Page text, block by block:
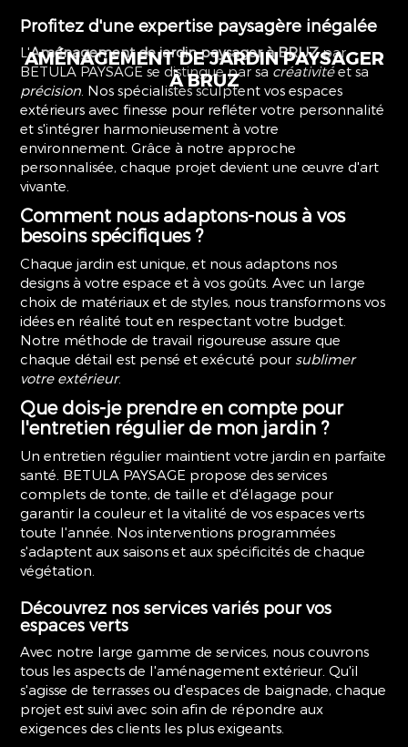
AMÉNAGEMENTDE JARDIN PAYSAGER
À BRUZ
Profitez d'une expertise paysagère inégalée
L'Aménagement de jardin paysager à BRUZpar
BETULA PAYSAGE se distingue par sa créativitéet sa
précision . Nos spécialistes sculptent vos espaces
extérieurs avec finesse pour refléter votre personnalité
et s'intégrer harmonieusement à votre
environnement. Grâce à notre approche
personnalisée, chaque projet devient une œuvre d'art
vivante.
Comment nous adaptons-nous à vos
besoins spécifiques ?
Chaque jardin est unique, et nous adaptons nos
designs à votre espace et à vos goûts. Avec un large
choix de matériaux et de styles, nous transformons vos
idées en réalité tout en respectant votre budget.
Notre méthode de travail rigoureuse assure que
chaque détail est pensé et exécuté poursublimer
votre extérieur.
Que dois-je prendre en compte pour
l'entretien régulier de mon jardin ?
Un entretien régulier maintient votre jardin en parfaite
santé. BETULA PAYSAGE propose des services
complets de tonte, de taille et d'élagage pour
garantir la couleur et la vitalité de vos espaces verts
toute l'année. Nos interventions programmées
s'adaptent aux saisons et aux spécificités de chaque
végétation.
Découvrez nos services variés pour vos
espaces verts
Avec notre large gamme de services, nous couvrons
tous les aspects de l'aménagement extérieur. Qu'il
s'agisse de terrasses ou d'espaces de baignade, chaque
projet est suivi avec soin afin de répondre aux
exigences des clients les plus exigeants.